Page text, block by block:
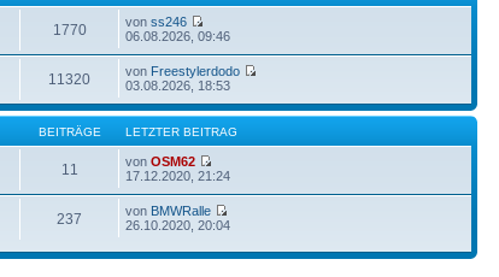
1770 vonss246
06.08.2026, 09:46
11320 von Freestylerdodo
03.08.2026, 18:53
BEITRÄGE LETZTER BEITRAG
11 vonOSM62
17.12.2020, 21:24
237 von BMWRalle
26.10.2020, 20:04